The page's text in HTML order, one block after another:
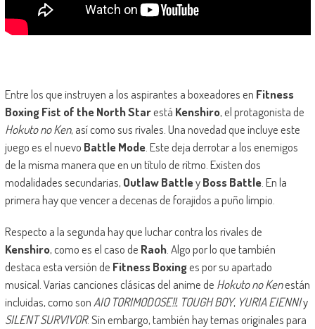
Entre los que instruyen a los aspirantes a boxeadores en Fitness
Boxing Fist of the North Starestá Kenshiro, el protagonista de
Hokuto no Ken, así como sus rivales. Una novedad que incluye este
juego es el nuevo Battle Mode. Este deja derrotar a los enemigos
de la misma manera que en un título de ritmo. Existen dos
modalidades secundarias, Outlaw BattleyBoss Battle. En la
primera hay que vencer a decenas de forajidos a puño limpio.
Respecto a la segunda hay que luchar contra los rivales de
Kenshiro, como es el caso de Raoh. Algo por lo que también
destaca esta versión de Fitness Boxinges por su apartado
musical. Varias canciones clásicas del anime de Hokuto no Kenestán
incluidas, como son AIO TORIMODOSE!!, TOUGH BOY, YURIA EIENNIy
SILENT SURVIVOR. Sin embargo, también hay temas originales para